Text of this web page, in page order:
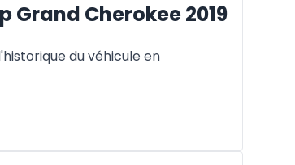
Grand Cherokee 2019
du véhicule en